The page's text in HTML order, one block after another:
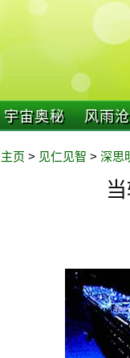
宇宙奥秘 风雨
主页 > 见仁见智 > 深思